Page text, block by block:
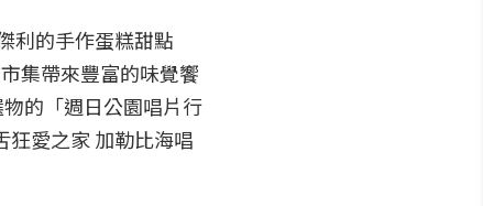
利的手作蛋糕甜點
集帶來豐富的味覺饗
的「週日公園唱片行
愛之家 加勒比海唱